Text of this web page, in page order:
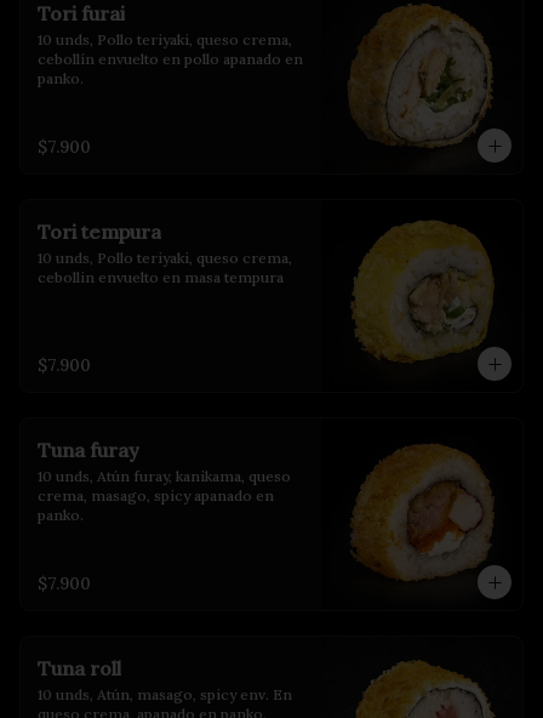
Tori furai
10 unds, Pollo teriyaki, queso crema,
cebollín envuelto en pollo apanado en
panko.
$7.900
Tori tempura
10 unds, Pollo teriyaki, queso crema,
cebollin envuelto en masa tempura
$7.900
Tuna furay
10 unds, Atún furay, kanikama, queso
crema, masago, spicy apanado en
panko.
$7.900
Tuna roll
10 unds, Atún, masago, spicy env. En
queso crema, apanado en panko.